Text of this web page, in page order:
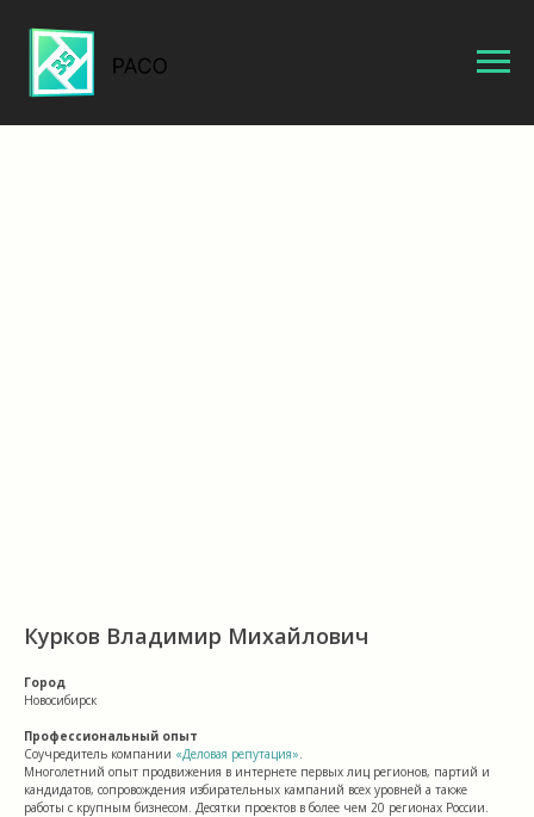
Курков Владимир Михайлович
Город
Новосибирск
Профессиональный опыт
Соучредитель компании «Деловая репутация»
Многолетний опыт продвижения в интернете первых лиц регионов, партий и
кандидатов, сопровождения избирательных кампаний всех уровней а также
работы с крупным бизнесом. Десятки проектов в более чем 20 регионах России.